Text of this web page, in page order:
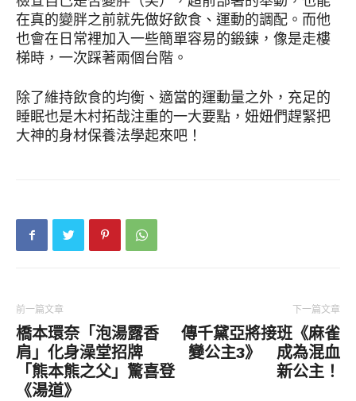
在真的變胖之前就先做好飲食、運動的調配。而他
也會在日常裡加入一些簡單容易的鍛鍊，像是走樓
梯時，一次踩著兩個台階。
除了維持飲食的均衡、適當的運動量之外，充足的
睡眠也是木村拓哉注重的一大要點，妞妞們趕緊把
大神的身材保養法學起來吧！
前一篇文章
橋本環奈「泡湯露香
肩」化身澡堂招牌
「熊本熊之父」驚喜登
《湯道》
下一篇文章
傳千黛亞將接班《麻雀
變公主3》 成為混血
新公主！